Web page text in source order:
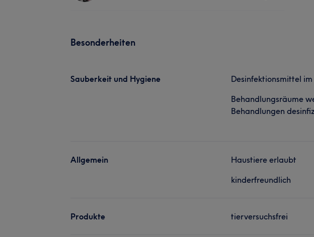
Besonderheiten
Sauberkeit und Hygiene
Desinfektionsmittel
Behandlungsräume
Behandlungen
Allgemein
Haustiere erlaubt
kinderfreundlich
Produkte tierversuchsfrei